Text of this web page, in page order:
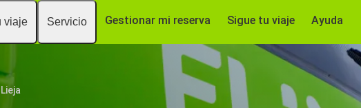
viaje Servicio Gestionar mi reserva Sigue tu viaje Ayuda
Lieja